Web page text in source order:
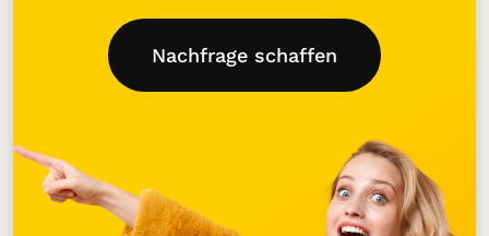
Nachfrage schaffen